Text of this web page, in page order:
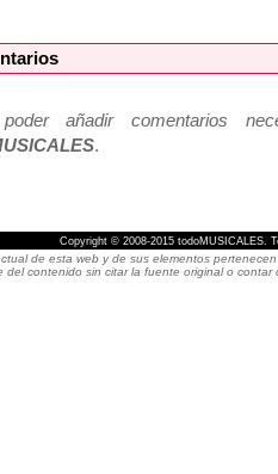
añadir comentarios
.
Copyright © 2008-2015 todoMUSICALES.
de esta web y de sus elementos
contenido sin citar la fuente original o